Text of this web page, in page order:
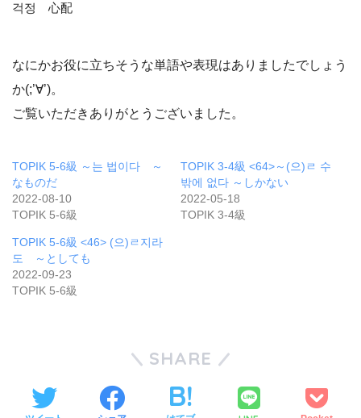
걱정 心配
なにかお役に立ちそうな単語や表現はありましたでしょう
か(;’∀’)。
ご覧いただきありがとうございました。
TOPIK 5-6級 ～는 법이다 ～
なものだ
2022-08-10
TOPIK 5-6級
TOPIK 3-4級 <64>～(으)ㄹ 수
밖에 없다 ～しかない
2022-05-18
TOPIK 3-4級
TOPIK 5-6級 <46> (으)ㄹ지라
도 ～としても
2022-09-23
TOPIK 5-6級
SHARE